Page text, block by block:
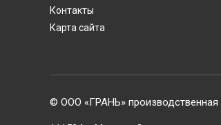
Контакты
Карта сайта
© ООО «ГРАНЬ»